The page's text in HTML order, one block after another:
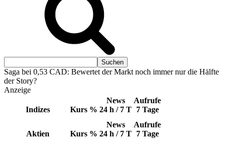
Saga bei 0,53 CAD: Bewertet der Markt noch immer nur die Hälfte
der Story?
Anzeige
Indizes Kurs %
News
24 h / 7 T
Aufrufe
7 Tage
Aktien Kurs %
News
24 h / 7 T
Aufrufe
7 Tage